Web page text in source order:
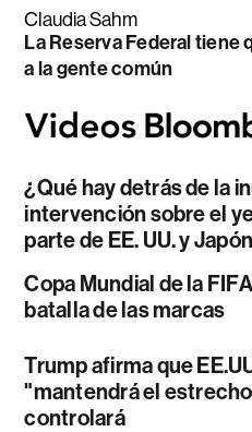
Claudia Sahm
La Reserva Federal tiene
a la gente común
¿Qué hay detrás de la
intervención sobre el
parte de EE. UU. y
Copa Mundial de la
batalla de las marcas
Trump afirma que
"mantendrá el
controlará